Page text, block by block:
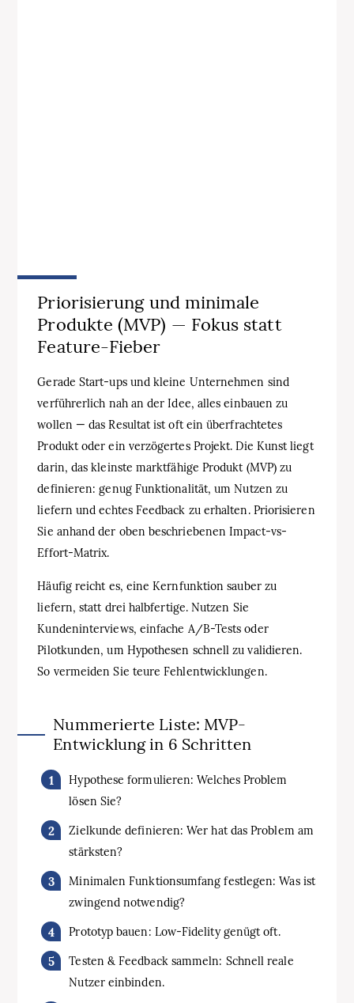
Priorisierung und minimale
Produkte (MVP) — Fokus statt
Feature-Fieber
Gerade Start-ups und kleine Unternehmen sind
verführerlich nah an der Idee, alles einbauen zu
wollen — das Resultat ist oft ein überfrachtetes
Produkt oder ein verzögertes Projekt. Die Kunst liegt
darin, das kleinste marktfähige Produkt (MVP) zu
definieren: genug Funktionalität, um Nutzen zu
liefern und echtes Feedback zu erhalten. Priorisieren
Sie anhand der oben beschriebenen Impact-vs-
Effort-Matrix.
Häufig reicht es, eine Kernfunktion sauber zu
liefern, statt drei halbfertige. Nutzen Sie
Kundeninterviews, einfache A/B-Tests oder
Pilotkunden, um Hypothesen schnell zu validieren.
So vermeiden Sie teure Fehlentwicklungen.
Nummerierte Liste: MVP-
Entwicklung in 6 Schritten
Hypothese formulieren: Welches Problem
lösen Sie?
Zielkunde definieren: Wer hat das Problem am
stärksten?
Minimalen Funktionsumfang festlegen: Was ist
zwingend notwendig?
Prototyp bauen: Low-Fidelity genügt oft.
Testen & Feedback sammeln: Schnell reale
Nutzer einbinden.